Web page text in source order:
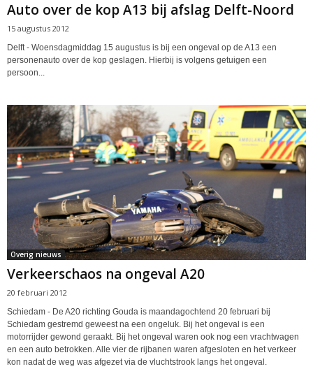
Auto over de kop A13 bij afslag Delft-Noord
15 augustus 2012
Delft - Woensdagmiddag 15 augustus is bij een ongeval op de A13 een
personenauto over de kop geslagen. Hierbij is volgens getuigen een
persoon...
Overig nieuws
Verkeerschaos na ongeval A20
20 februari 2012
Schiedam - De A20 richting Gouda is maandagochtend 20 februari bij
Schiedam gestremd geweest na een ongeluk. Bij het ongeval is een
motorrijder gewond geraakt. Bij het ongeval waren ook nog een vrachtwagen
en een auto betrokken. Alle vier de rijbanen waren afgesloten en het verkeer
kon nadat de weg was afgezet via de vluchtstrook langs het ongeval.